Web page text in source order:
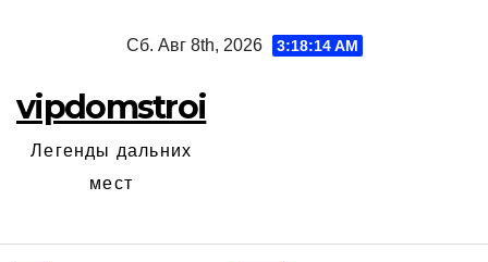
Сб. Авг 8th, 2026 3:18:15 AM
vipdomstroi
Легенды дальних
мест